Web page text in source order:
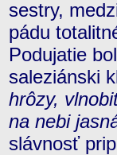
sestry,
pádu
Podujatie
saleziánski
hrôzy,
na nebi
slávnosť